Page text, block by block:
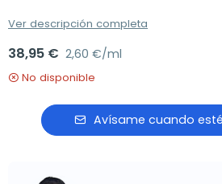
Ver descripción completa
38,95 € 2,60 €/ml
No disponible
Avísame cuando